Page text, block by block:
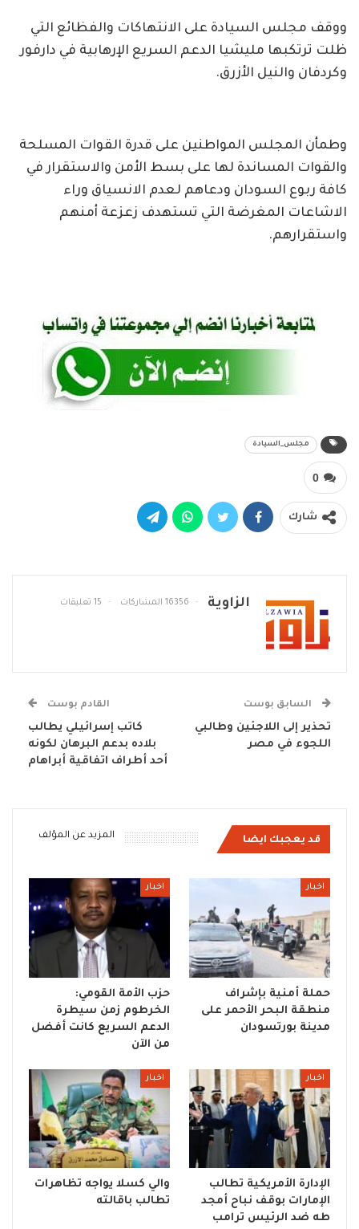
ووقف مجلس السيادة على الانتهاكات والفظائع التي
ظلت ترتكبها مليشيا الدعم السريع الإرهابية في دارفور
وكردفان والنيل الأزرق.
وطمأن المجلس المواطنين على قدرة القوات المسلحة
والقوات المساندة لها على بسط الأمن والاستقرار في
كافة ربوع السودان ودعاهم لعدم الانسياق وراء
الاشاعات المغرضة التي تستهدف زعزعة أمنهم
واستقرارهم.
مجلس_السيادة
0
شارك
الزاوية 16356 المشاركات 15 تعليقات
السابق بوست
تحذير إلى اللاجئين وطالبي
اللجوء في مصر
القادم بوست
كاتب إسرائيلي يطالب
بلاده بدعم البرهان لكونه
أحد أطراف اتفاقية أبراهام
قد يعجبك ايضا المزيد عن المؤلف
اخبار
حملة أمنية بإشراف
منطقة البحر الأحمر على
مدينة بورتسودان
اخبار
حزب الأمة القومي:
الخرطوم زمن سيطرة
الدعم السريع كانت أفضل
من الآن
اخبار
الإدارة الأمريكية تطالب
الإمارات بوقف نباح أمجد
طه ضد الرئيس ترامب
اخبار
والي كسلا يواجه تظاهرات
تطالب باقالته